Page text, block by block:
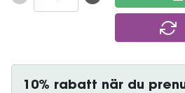
10% rabatt när du